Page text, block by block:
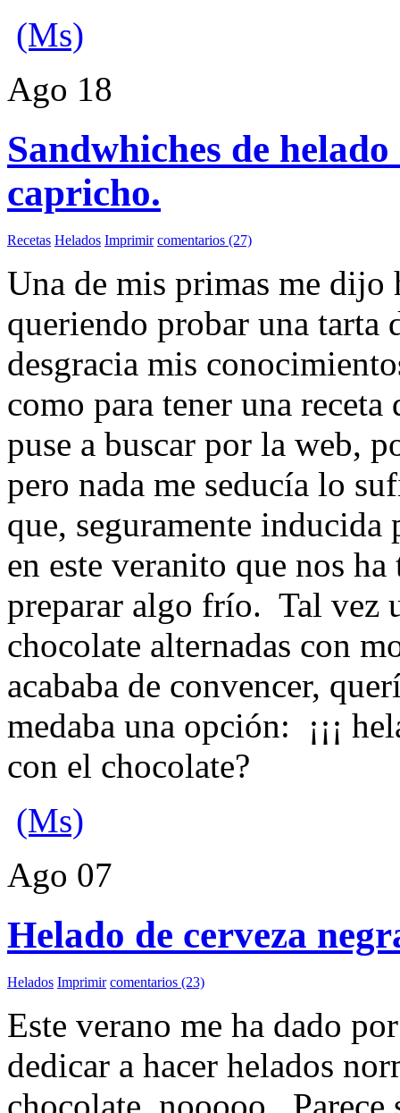
(Ms)
Ago 18
Sandwhiches de
capricho.
Recetas Helados Imprimir comentarios (27)
Una de mis primas me dijo
queriendo probar una tarta
desgracia mis
como para tener una
puse a buscar por la web,
pero nada me seducía lo
que, seguramente inducida
en este veranito que nos
preparar algo frío. Tal vez
chocolate alternadas con
acababa de convencer,
medaba una opción: ¡¡¡
con el chocolate?
(Ms)
Ago 07
Helado de cerveza
Helados Imprimir comentarios (23)
Este verano me ha dado
dedicar a hacer helados
chocolate, nooooo. Parece